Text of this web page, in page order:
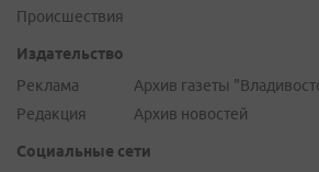
Происшествия
Издательство
Реклама
Редакция
Архив газеты
Архив новостей
Социальные сети